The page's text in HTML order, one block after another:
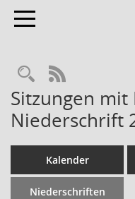
Toggle navigation
RSS-Feed
Sitzungen
Niederschrift
Kalender
Niederschriften